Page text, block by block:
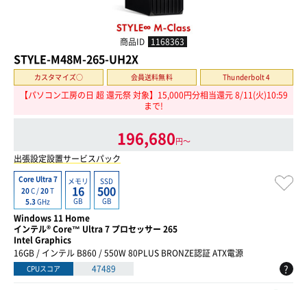
商品ID 1168363
STYLE-M48M-265-UH2X
カスタマイズ○ 会員送料無料 Thunderbolt 4
【パソコン工房の日 超 還元祭 対象】15,000円分相当還元 8/11(火)10:59
まで!
196,680円〜
出張設定設置サービスパック
Core Ultra 7
20C /20T
5.3GHz
メモリ
16
GB
SSD
500
GB
Windows 11 Home
インテル® Core™ Ultra 7 プロセッサー 265
Intel Graphics
16GB / インテル B860 / 550W 80PLUS BRONZE認証 ATX電源
CPUスコア 47489 ?